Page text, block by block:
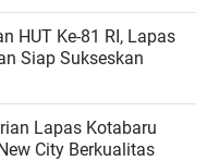
HUT Ke-81 RI, Lapas
Siap Sukseskan
Lapas Kotabaru
City Berkualitas